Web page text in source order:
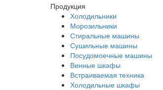
Продукция
Холодильники
Морозильники
Стиральные машины
Сушильные машины
Посудомоечные машины
Винные шкафы
Встраиваемая техника
Холодильные шкафы